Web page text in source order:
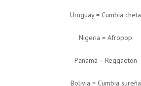
Uruguay = Cumbia cheta
Nigeria = Afropop
Panamá = Reggaeton
Bolivia = Cumbia sureña